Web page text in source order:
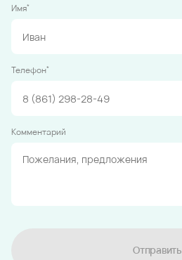
Имя*
Телефон*
Комментарий
Отправить